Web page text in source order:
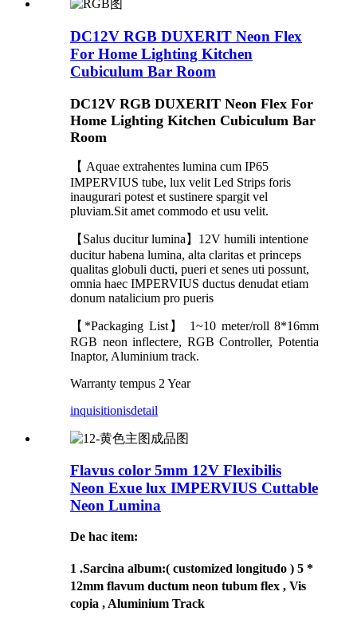
DC12V RGB DUXERIT Neon Flex
For Home Lighting Kitchen
Cubiculum Bar Room
DC12V RGB DUXERIT Neon Flex For
Home Lighting Kitchen Cubiculum Bar
Room
【 Aquae extrahentes lumina cum IP65
IMPERVIUS tube, lux velit Led Strips foris
inaugurari potest et sustinere spargit vel
pluviam.Sit amet commodo et usu velit.
【Salus ducitur lumina】12V humili intentione
ducitur habena lumina, alta claritas et princeps
qualitas globuli ducti, pueri et senes uti possunt,
omnia haec IMPERVIUS ductus denudat etiam
donum natalicium pro pueris
【*Packaging List】 1~10 meter/roll 8*16mm
RGB neon inflectere, RGB Controller, Potentia
Inaptor, Aluminium track.
Warranty tempus 2 Year
inquisitionisdetail
Flavus color 5mm 12V Flexibilis
Neon Exue lux IMPERVIUS Cuttable
Neon Lumina
De hac item:
1 .Sarcina album:( customized longitudo ) 5 *
12mm flavum ductum neon tubum flex , Vis
copia , Aluminium Track